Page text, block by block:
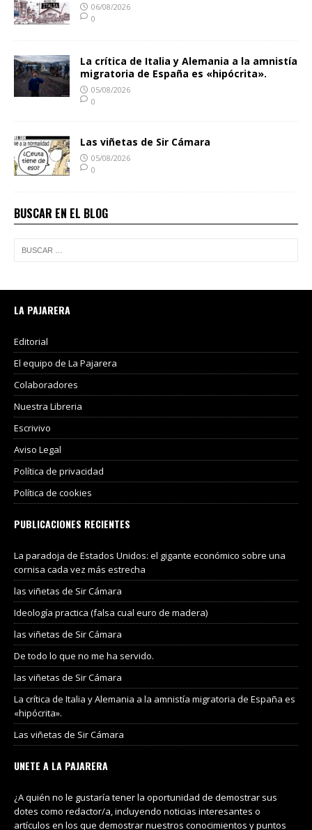
06/08/2026
0
La crítica de Italia y Alemania a la amnistía
migratoria de España es «hipócrita».
05/08/2026
0
Las viñetas de Sir Cámara
05/08/2026
0
BUSCAR EN EL BLOG
LA PAJARERA
Editorial
El equipo de La Pajarera
Colaboradores
Nuestra Libreria
Escrivivo
Aviso Legal
Política de privacidad
Política de cookies
PUBLICACIONES RECIENTES
La paradoja de Estados Unidos: el gigante económico sobre una
cornisa cada vez más estrecha
las viñetas de Sir Cámara
Ideología practica (falsa cual euro de madera)
las viñetas de Sir Cámara
De todo lo que no me ha servido.
las viñetas de Sir Cámara
La crítica de Italia y Alemania a la amnistía migratoria de España es
«hipócrita».
Las viñetas de Sir Cámara
UNETE A LA PAJARERA
¿A quién no le gustaría tener la oportunidad de demostrar sus
dotes como redactor/a, incluyendo noticias interesantes o
artículos en los que demostrar nuestros conocimientos y puntos